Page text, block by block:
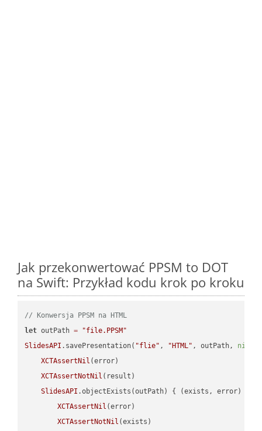
Jak przekonwertować PPSM to DOT
na Swift: Przykład kodu krok po kroku
// Konwersja PPSM na HTML
let outPath =
"file.PPSM"
SlidesAPI .savePresentation( "flie" , "HTML" , outPath, nil
XCTAssertNil (error)
XCTAssertNotNil (result)
SlidesAPI .objectExists(outPath) { (exists, error) ->
XCTAssertNil (error)
XCTAssertNotNil (exists)